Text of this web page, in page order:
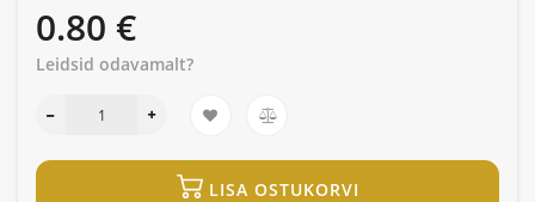
0.80 €
Leidsid odavamalt?
LISA OSTUKORVI